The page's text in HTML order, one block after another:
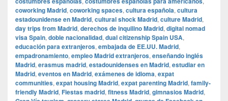
coworking Madrid, coworking spaces, cultura española, cultura
estadounidense en Madrid, cultural shock Madrid, culture Madrid,
day trips from Madrid, derechos de inquilino Madrid, digital nomad
visa Spain, doble nacionalidad, dual citizenship Spain USA,
educación para extranjeros, embajada de EE.UU. Madrid,
empadronamiento, empleo Madrid extranjeros, enseñando inglés
Madrid, erasmus madrid, estadounidenses en Madrid, estudiar en
Madrid, eventos en Madrid, exámenes de idioma, expat
communities, expat housing Madrid, expat parenting Madrid, family-
friendly Madrid, Fiestas madrid, fitness Madrid, gimnasios Madrid,